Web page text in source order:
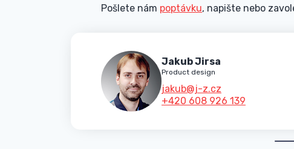
Pošlete nám poptávku, napište nebo
Jakub Jirsa
Product design
jakub@j-z.cz
+420 608 926 139